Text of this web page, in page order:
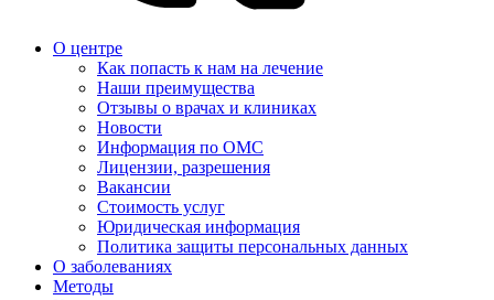
О центре
Как попасть к нам на лечение
Наши преимущества
Отзывы о врачах и клиниках
Новости
Информация по ОМС
Лицензии, разрешения
Вакансии
Стоимость услуг
Юридическая информация
Политика защиты персональных данных
О заболеваниях
Методы